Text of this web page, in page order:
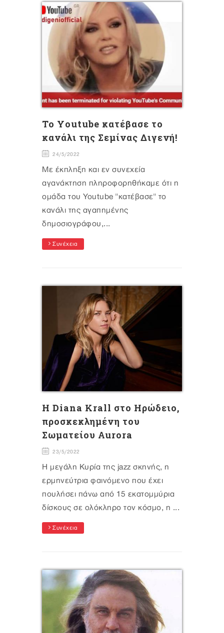
Το Υoutube κατέβασε το
κανάλι της Σεμίνας Διγενή!
24/5/2022
Με έκπληξη και εν συνεχεία
αγανάκτηση πληροφορηθήκαμε ότι η
ομάδα του Youtube "κατέβασε" το
κανάλι της αγαπημένης
δημοσιογράφου,...
Συνέχεια
H Diana Krall στο Ηρώδειο,
προσκεκλημένη του
Σωματείου Aurora
23/5/2022
Η μεγάλη Κυρία της jazz σκηνής, η
ερμηνεύτρια φαινόμενο που έχει
πουλήσει πάνω από 15 εκατομμύρια
δίσκους σε ολόκληρο τον κόσμο, η ...
Συνέχεια